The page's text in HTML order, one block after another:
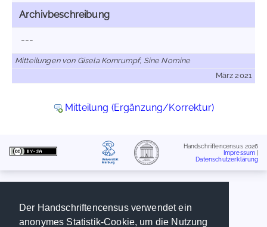
Der Handschriftencensus verwendet ein
anonymes Statistik-Cookie, um die Nutzung
Archivbeschreibung
---
Mitteilungen von Gisela Kornrumpf, Sine Nomine
März 2021
Mitteilung (Ergänzung/Korrektur)
Handschriftencensus 2026
Impressum
Datenschutzerklärung